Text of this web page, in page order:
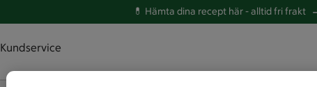
💊 Hämta dina recept här -alltid fri frakt
Kundservice